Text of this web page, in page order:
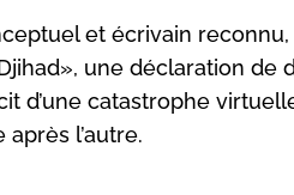
et écrivain
une déclaration
d’une catastrophe
après l’autre.